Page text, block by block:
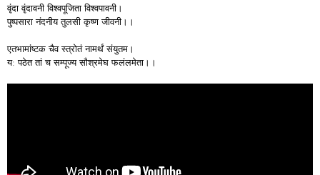
वृंदा वृंदावनी विश्वपूजिता विश्वपावनी।
पुष्पसारा नंदनीय तुलसी कृष्ण जीवनी।।
एतभामांष्टक चैव स्त्रोतं नामर्थं संयुतम।
य: पठेत तां च सम्पूज्य सौश्रमेघ फलंलमेता।।